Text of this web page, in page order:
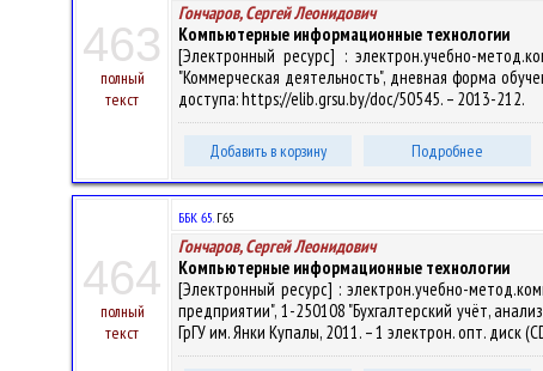
463
полный
текст
Гончаров, Сергей Леонидович
Компьютерные информационные технологии
[Электронный ресурс] : электрон.учебно-
"Коммерческая деятельность", дневная форма
доступа: https://elib.grsu.by/doc/50545. – 2013-212.
Добавить в корзину Подробнее
464
полный
текст
ББК 65.Г65
Гончаров, Сергей Леонидович
Компьютерные информационные технологии
[Электронный ресурс] : электрон.учебно-
предприятии", 1-250108 "Бухгалтерский учёт,
ГрГУ им. Янки Купалы, 2011. – 1 электрон. опт. диск